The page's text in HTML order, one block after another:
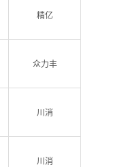
精亿
众力丰
川消
川消